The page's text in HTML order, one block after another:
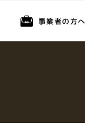
事業者の方へ